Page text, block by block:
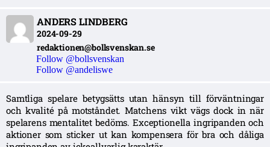
ANDERS LINDBERG
2024-09-29
redaktionen@bollsvenskan.se
Follow @bollsvenskan
Follow @andeliswe
Samtliga spelare betygsätts utan hänsyn till förväntningar
och kvalité på motståndet. Matchens vikt vägs dock in när
spelarens mentalitet bedöms. Exceptionella ingripanden och
aktioner som sticker ut kan kompensera för bra och dåliga